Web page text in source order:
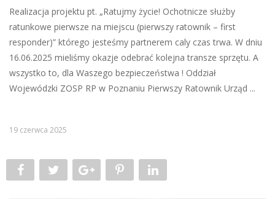
Realizacja projektu pt. „Ratujmy życie! Ochotnicze służby
ratunkowe pierwsze na miejscu (pierwszy ratownik – first
responder)” którego jesteśmy partnerem caly czas trwa. W dniu
16.06.2025 mieliśmy okazje odebrać kolejna transze sprzętu. A
wszystko to, dla Waszego bezpieczeństwa ! Oddział
Wojewódzki ZOSP RP w Poznaniu Pierwszy Ratownik Urząd ...
19 czerwca 2025